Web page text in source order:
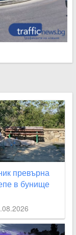
превърна
в бунище